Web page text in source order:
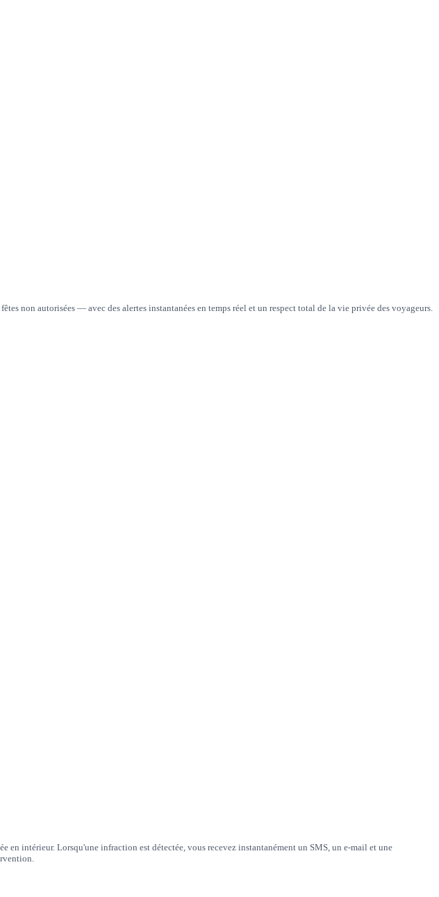
non autorisées — avec des alertes instantanées en temps réel et un respect total de la vie privée des voyageurs.
intérieur. Lorsqu'une infraction est détectée, vous recevez instantanément un SMS, un e-mail et une